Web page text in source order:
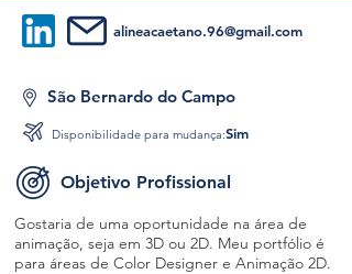
Objetivo Profissional
Gostaria de uma oportunidade na área de
animação, seja em 3D ou 2D. Meu portfólio é
para áreas de Color Designer e Animação 2D.
alineacaetano.96@gmail.com
São Bernardo do Campo
Disponibilidade para mudança:Sim